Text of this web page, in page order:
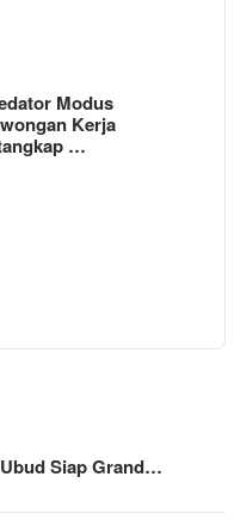
Modus
Kerja
…
Siap Grand…